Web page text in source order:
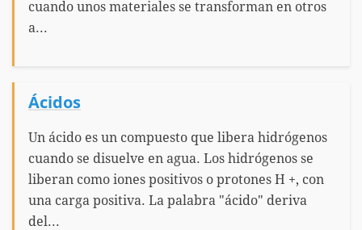
cuando unos materiales se transforman en otros
a...
Ácidos
Un ácido es un compuesto que libera hidrógenos
cuando se disuelve en agua. Los hidrógenos se
liberan como iones positivos o protones H +, con
una carga positiva. La palabra "ácido" deriva
del...